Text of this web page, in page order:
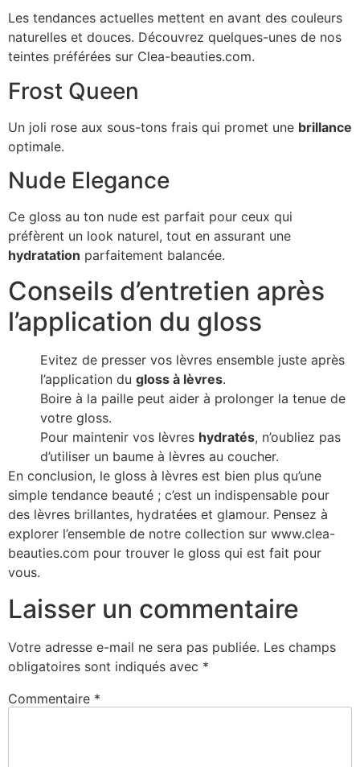
Les tendances actuelles mettent en avant des couleurs
naturelles et douces. Découvrez quelques-unes de nos
teintes préférées sur Clea-beauties.com.
Frost Queen
Un joli rose aux sous-tons frais qui promet une brillance
optimale.
Nude Elegance
Ce gloss au ton nude est parfait pour ceux qui
préfèrent un look naturel, tout en assurant une
hydratation parfaitement balancée.
Conseils d’entretien après
l’application du gloss
Evitez de presser vos lèvres ensemble juste après
l’application du gloss à lèvres.
Boire à la paille peut aider à prolonger la tenue de
votre gloss.
Pour maintenir vos lèvres hydratés, n’oubliez pas
d’utiliser un baume à lèvres au coucher.
En conclusion, le gloss à lèvres est bien plus qu’une
simple tendance beauté ; c’est un indispensable pour
des lèvres brillantes, hydratées et glamour. Pensez à
explorer l’ensemble de notre collection sur www.clea-
beauties.com pour trouver le gloss qui est fait pour
vous.
Laisser un commentaire
Votre adresse e-mail ne sera pas publiée. Les champs
obligatoires sont indiqués avec *
Commentaire *